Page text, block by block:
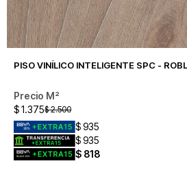
PISO VINÍLICO INTELIGENTE SPC -
$1.375$ 2.500
$935
$935
$ 818